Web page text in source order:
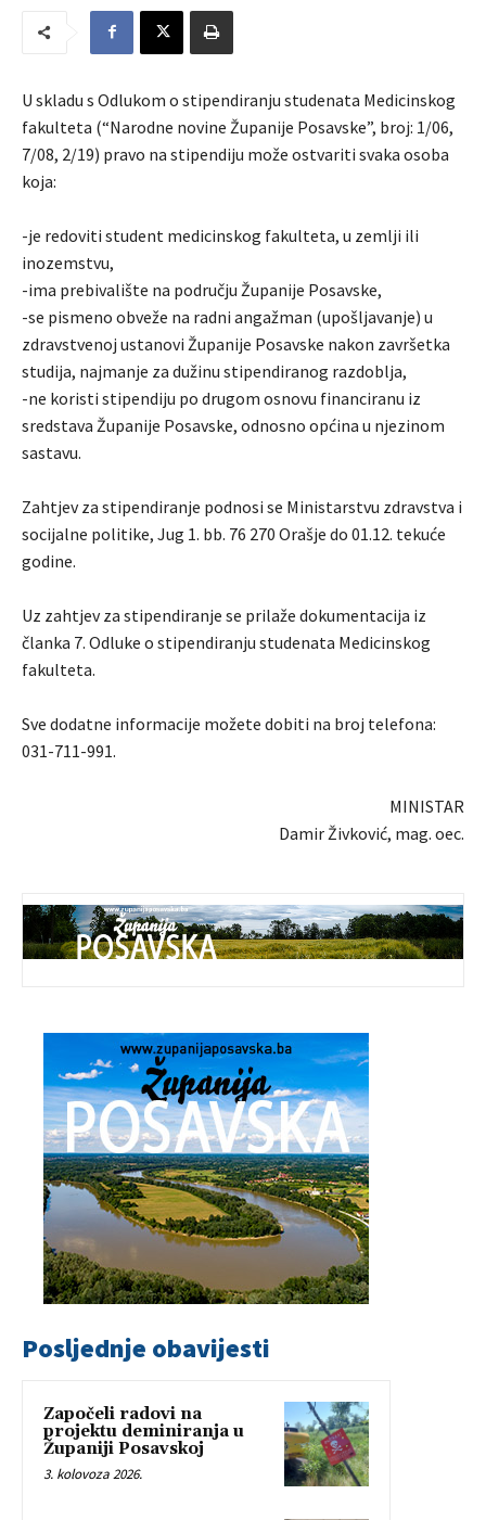
U skladu s Odlukom o stipendiranju studenata Medicinskog
fakulteta (“Narodne novine Županije Posavske”, broj: 1/06,
7/08, 2/19) pravo na stipendiju može ostvariti svaka osoba
koja:
-je redoviti student medicinskog fakulteta, u zemlji ili
inozemstvu,
-ima prebivalište na području Županije Posavske,
-se pismeno obveže na radni angažman (upošljavanje) u
zdravstvenoj ustanovi Županije Posavske nakon završetka
studija, najmanje za dužinu stipendiranog razdoblja,
-ne koristi stipendiju po drugom osnovu financiranu iz
sredstava Županije Posavske, odnosno općina u njezinom
sastavu.
Zahtjev za stipendiranje podnosi se Ministarstvu zdravstva i
socijalne politike, Jug 1. bb. 76 270 Orašje do 01.12. tekuće
godine.
Uz zahtjev za stipendiranje se prilaže dokumentacija iz
članka 7. Odluke o stipendiranju studenata Medicinskog
fakulteta.
Sve dodatne informacije možete dobiti na broj telefona:
031-711-991.
MINISTAR
Damir Živković, mag. oec.
Posljednje obavijesti
Započeli radovi na
projektu deminiranja u
Županiji Posavskoj
3. kolovoza 2026.